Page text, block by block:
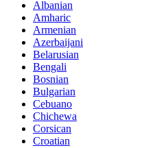
Albanian
Amharic
Armenian
Azerbaijani
Belarusian
Bengali
Bosnian
Bulgarian
Cebuano
Chichewa
Corsican
Croatian